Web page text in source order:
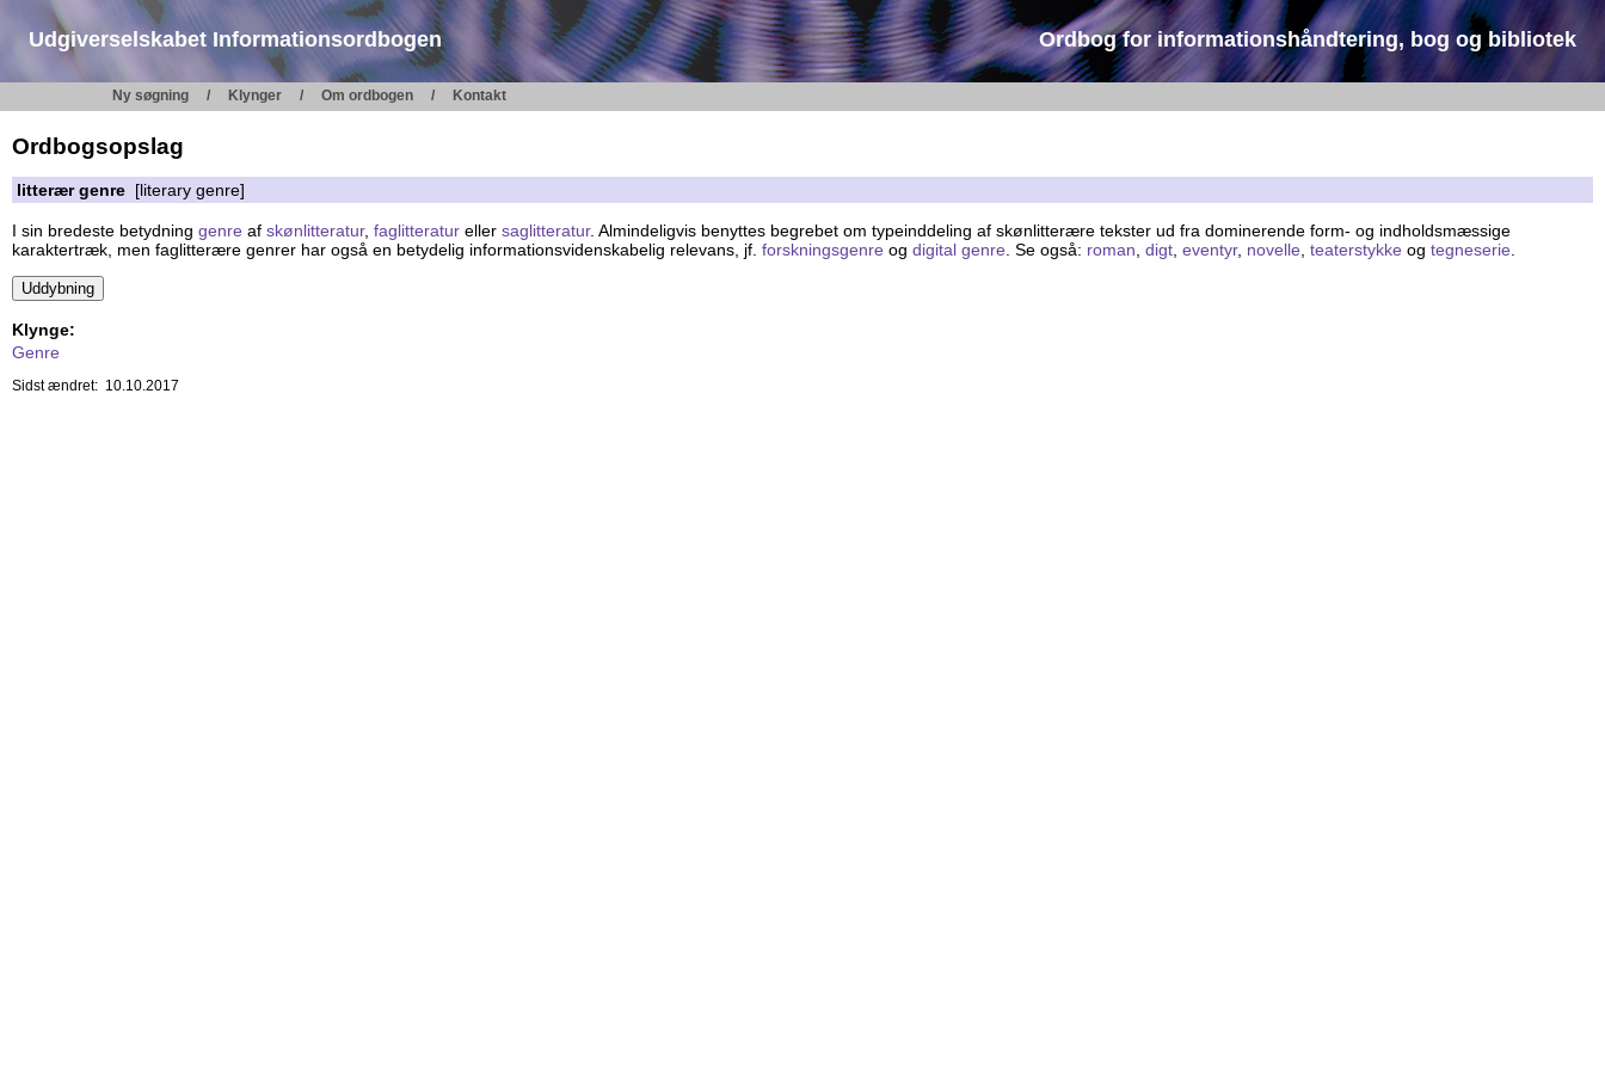
Udgiverselskabet Informationsordbogen Ordbog for informationshåndtering, bog og bibliotek
Ny søgning Klynger Om ordbogen Kontakt
Ordbogsopslag
litterær genre [literary genre]
I sin bredeste betydning genre af skønlitteratur, faglitteratur eller saglitteratur. Almindeligvis benyttes begrebet om typeinddeling af skønlitterære tekster ud fra dominerende form- og indholdsmæssige
karaktertræk, men faglitterære genrer har også en betydelig informationsvidenskabelig relevans, jf. forskningsgenre og digital genre . Se også: roman digt eventyr, novelle teaterstykke og tegneserie
Klynge:
Genre
Sidst ændret: 10.10.2017